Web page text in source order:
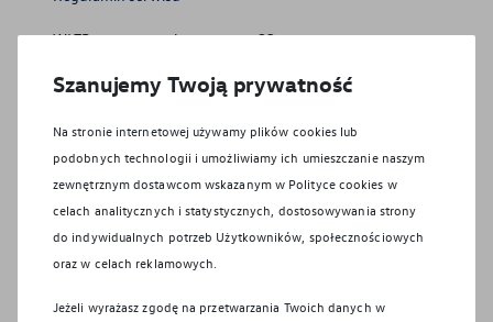
WLTP – zużycie paliwa i emisja CO₂
Polityka plików cookie
Jak nas znaleźć?
Działy i pracownicy
Szanujemy Twoją prywatność
Na stronie internetowej używamy plików cookies lub
podobnych technologii i umożliwiamy ich umieszczanie naszym
zewnętrznym dostawcom wskazanym w Polityce cookies w
celach analitycznych i statystycznych, dostosowywania strony
do indywidualnych potrzeb Użytkowników, społecznościowych
oraz w celach reklamowych.
Jeżeli wyrażasz zgodę na przetwarzania Twoich danych w